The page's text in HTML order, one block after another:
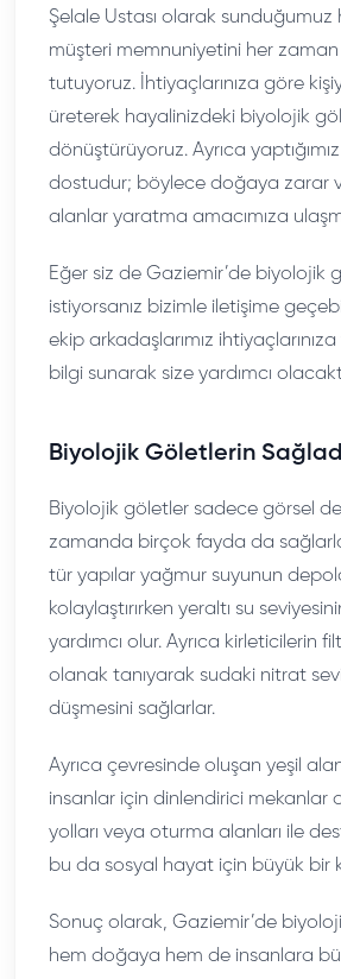
Şelale Ustası olarak sunduğumuz
müşteri memnuniyetini her
tutuyoruz. İhtiyaçlarınıza göre
üreterek hayalinizdeki biyolojik
dönüştürüyoruz. Ayrıca
dostudur; böylece doğaya zarar
alanlar yaratma amacımıza
Eğer siz de Gaziemir’de biyolojik
istiyorsanız bizimle iletişime
ekip arkadaşlarımız
bilgi sunarak size yardımcı
Biyolojik Göletlerin
Biyolojik göletler sadece görsel
zamanda birçok fayda da
tür yapılar yağmur suyunun
kolaylaştırırken yeraltı su
yardımcı olur. Ayrıca kirleticilerin
olanak tanıyarak sudaki nitrat
düşmesini sağlarlar.
Ayrıca çevresinde oluşan yeşil
insanlar için dinlendirici mekanlar
yolları veya oturma alanları ile
bu da sosyal hayat için büyük bir
Sonuç olarak, Gaziemir’de
hem doğaya hem de insanlara